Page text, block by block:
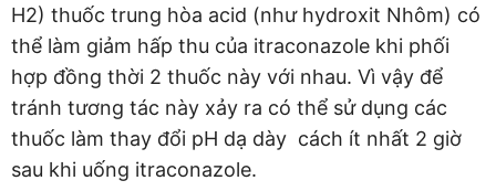
H2) thuốc trung hòa acid (như hydroxit Nhôm) có
thể làm giảm hấp thu của itraconazole khi phối
hợp đồng thời 2 thuốc này với nhau. Vì vậy để
tránh tương tác này xảy ra có thể sử dụng các
thuốc làm thay đổi pH dạ dày cách ít nhất 2 giờ
sau khi uống itraconazole.